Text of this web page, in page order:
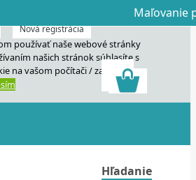
používať naše webové stránky
našich stránok súhlasíte s
na vašom počítači / zariadení.
Hľadanie
Nová registrácia
Dnes
Dnes veľký
Maľovanie